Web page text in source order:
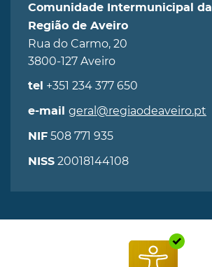
Comunidade Intermunicipal da
Região de Aveiro
Rua do Carmo, 20
3800-127 Aveiro
tel +351 234 377 650
e-mail geral@regiaodeaveiro.pt
NIF 508 771 935
NISS 20018144108